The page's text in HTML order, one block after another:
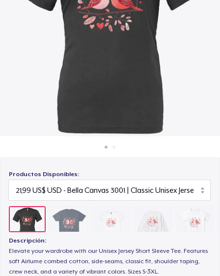
Venda en todas partes
Productos Disponibles:
Descripción:
Elevate your wardrobe with our Unisex Jersey Short Sleeve Tee. Features
soft Airlume combed cotton, side-seams, classic fit, shoulder taping,
crew neck, and a variety of vibrant colors. Sizes S-3XL.
29,99 US$
Unisex Classic Crewneck Sweatshirt
29,99 US$
Women's Classic Tee
23,99 US$
Women's Comfort Tee
21,99 US$
Women's Boyfriend Tee
Tru Transfer Unisex Crewneck Sweatshirt